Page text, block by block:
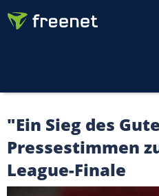
"Ein Sieg des
Pressestimmen
League-Finale